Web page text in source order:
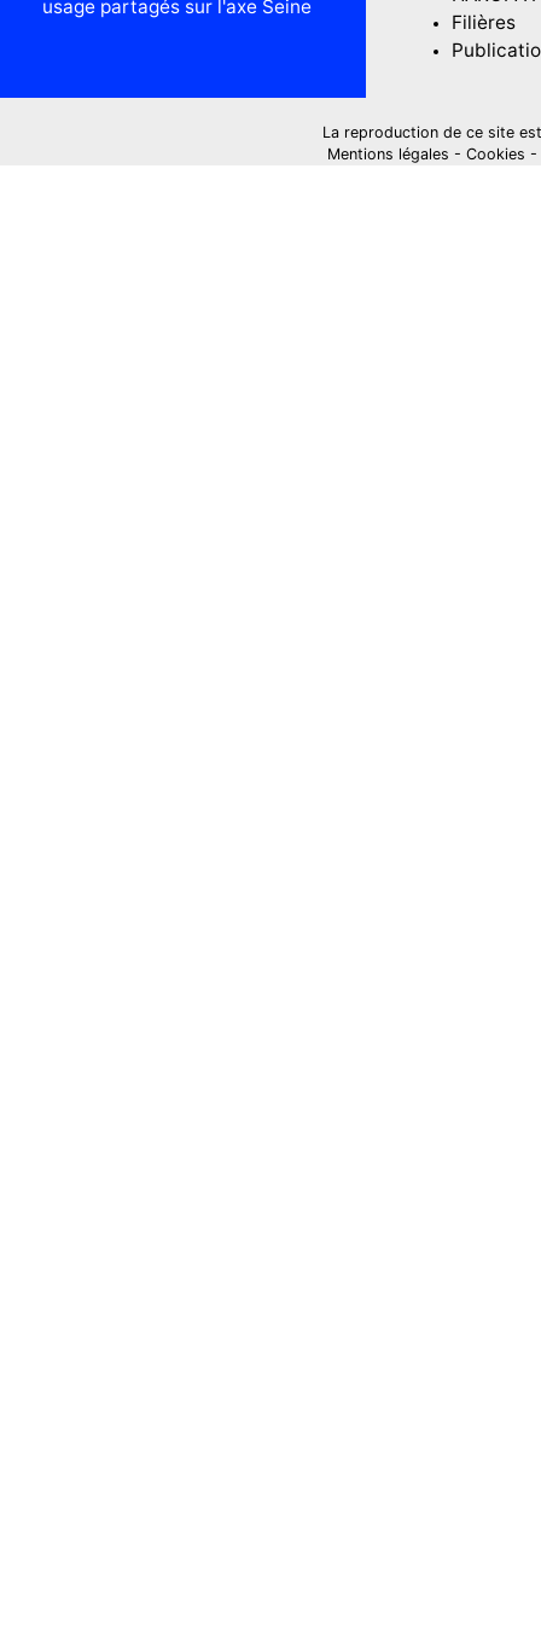
usage partagés sur l'axe Seine
Filières
La reproduction de ce site
Mentions légales - Cookies -